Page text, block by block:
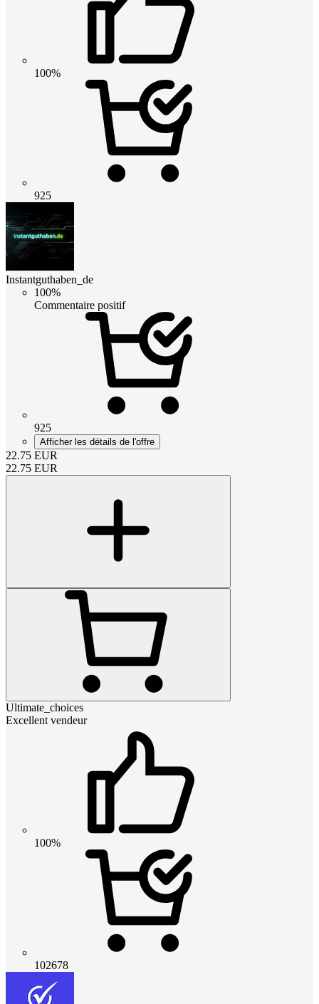
100%
925
Instantguthaben_de
100%
Commentaire positif
925
Afficher les détails de l'offre
22.75 EUR
22.75 EUR
Ultimate_choices
Excellent vendeur
100%
102678